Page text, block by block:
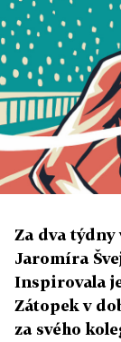
Za dva týdny
Jaromíra
Inspirovala
Zátopek v
za svého